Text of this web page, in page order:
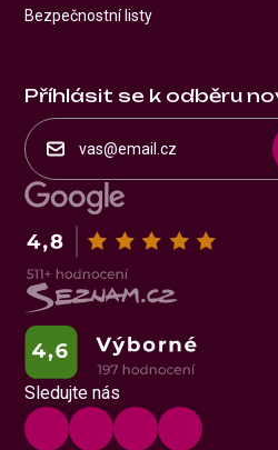
Bezpečnostní listy
Příhlásit se k odběru
Sledujte nás